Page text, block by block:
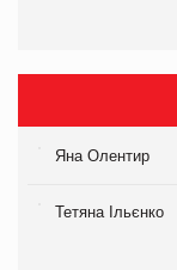
Яна Олентир
Тетяна Ільєнко